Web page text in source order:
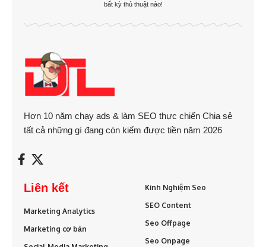
bất kỳ thủ thuật nào!
Hơn 10 năm chạy ads & làm SEO thực chiến Chia sẻ
tất cả những gì đang còn kiếm được tiền năm 2026
Liên kết
Marketing Analytics
Marketing cơ bản
Kinh Nghiệm Seo
SEO Content
Seo Offpage
Seo Onpage